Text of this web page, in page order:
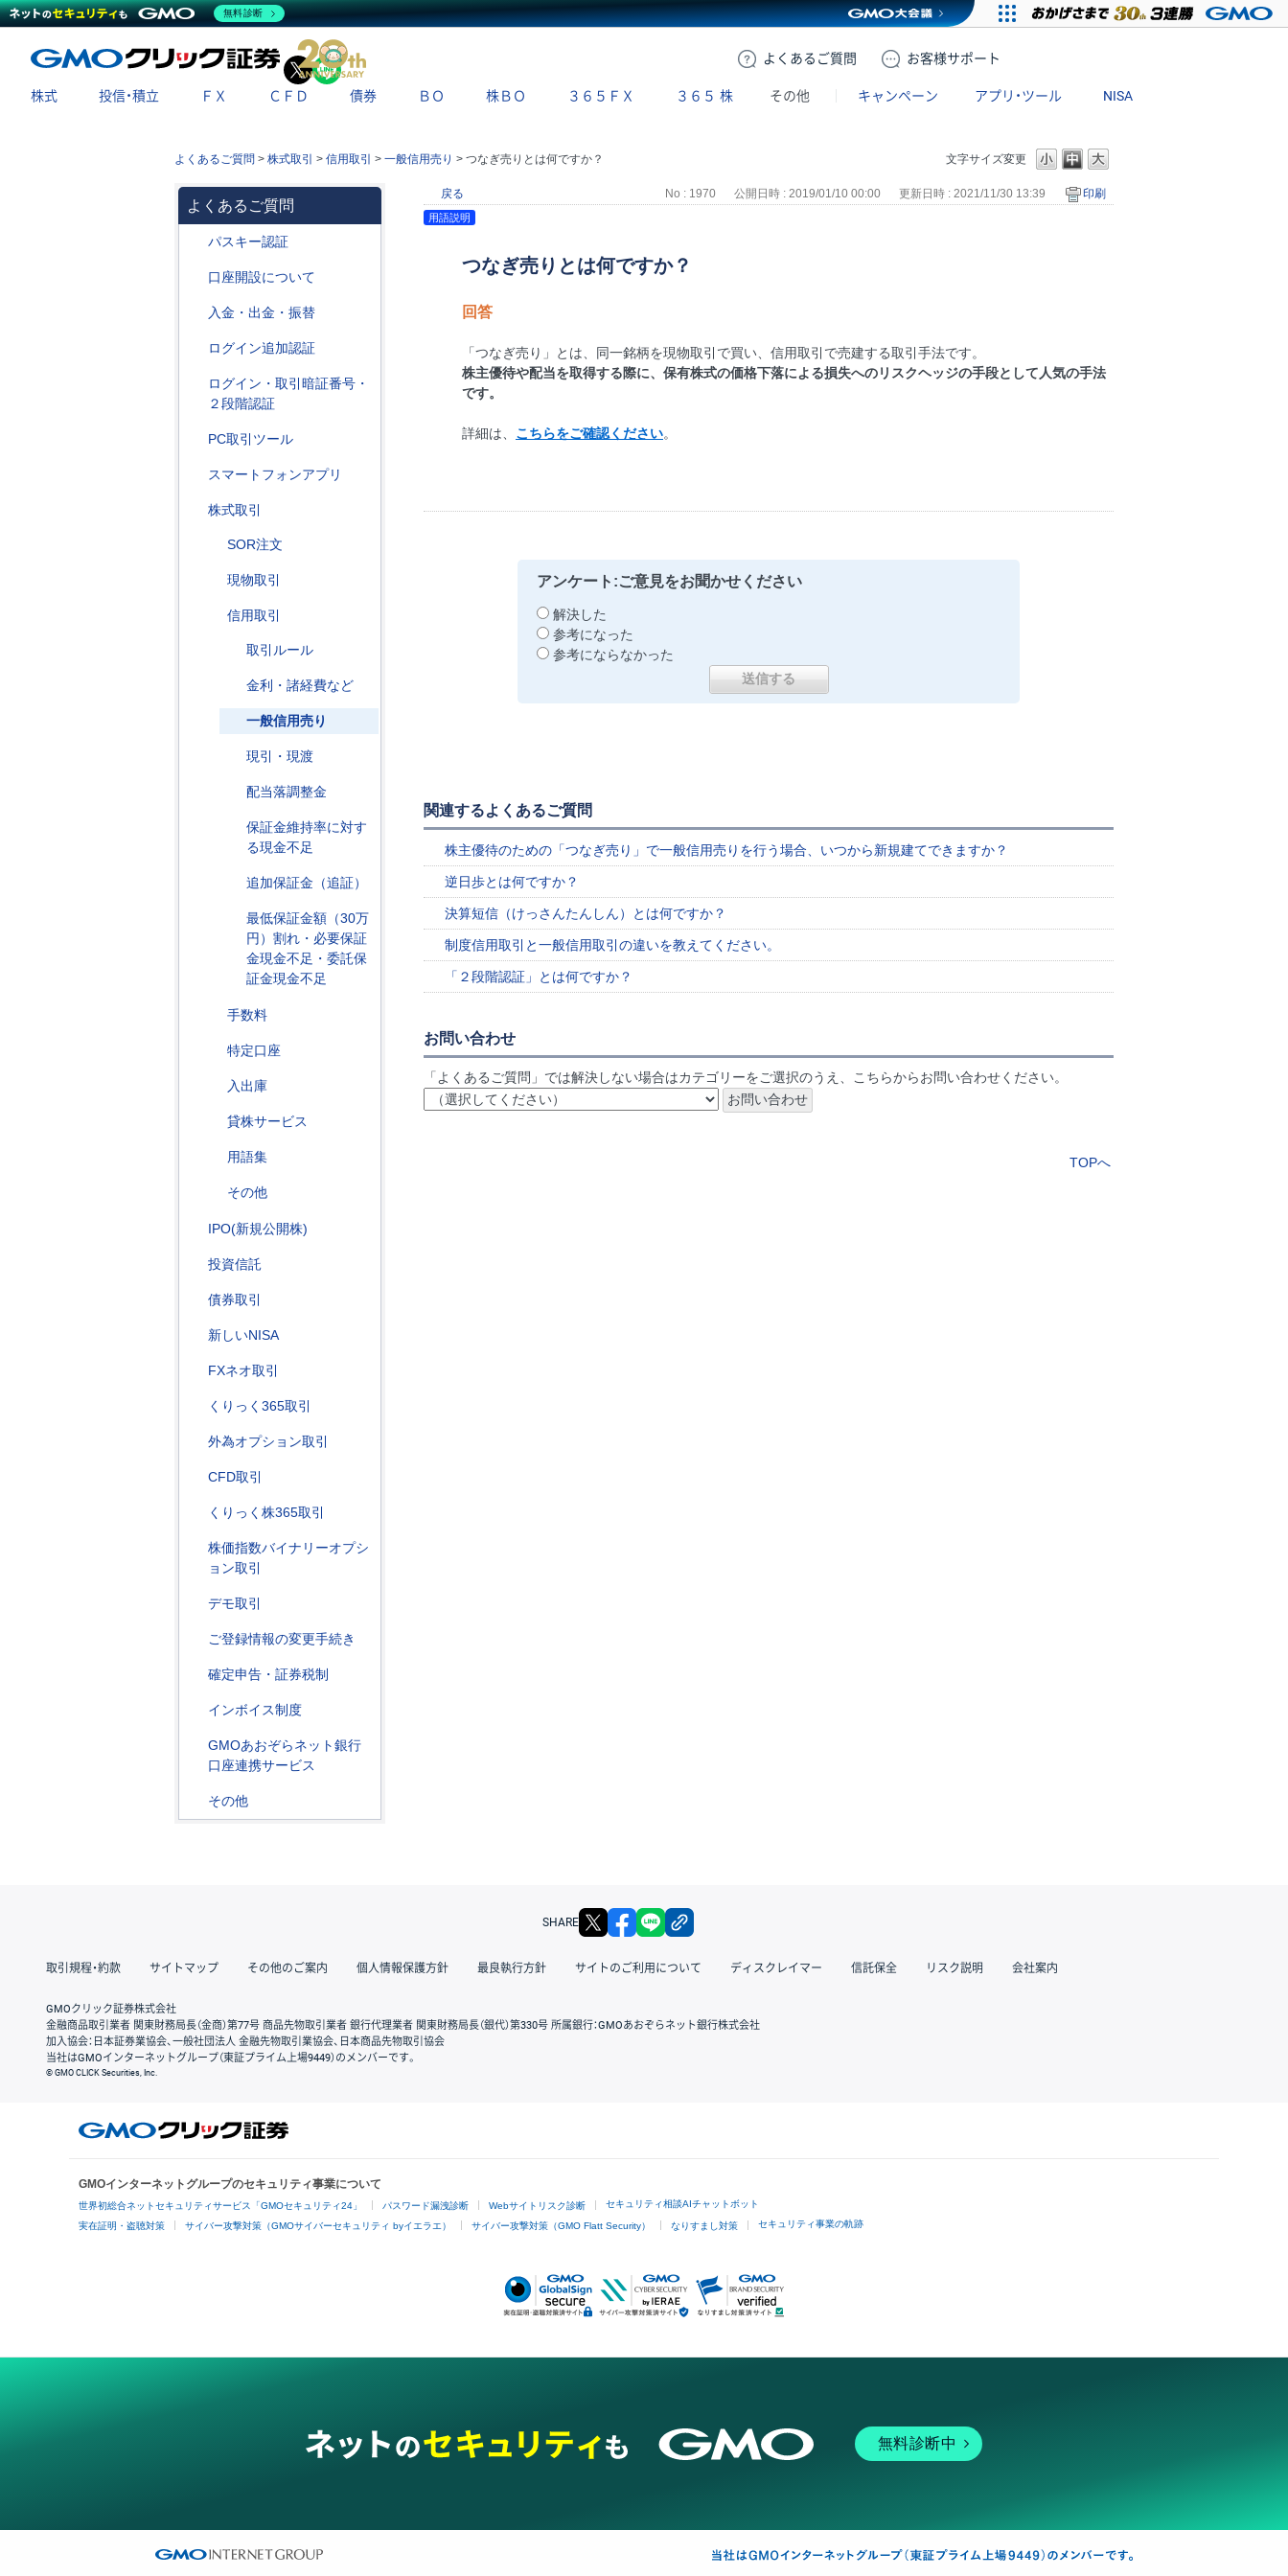
よくある ご質問 お客様サポート
X
株式 投信・積立 ＦＸ ＣＦＤ 債券 ＢＯ 株ＢＯ ３６５ＦＸ ３６５ 株 その他 キャンペーン アプリ・ツール NISA
文字サイズ変更
よくあるご質問 > 株式取引 > 信用取引 > 一般信用売り > つなぎ売りとは何ですか？
よくあるご質問
パスキー認証
口座開設について
入金・出金・振替
ログイン追加認証
ログイン・取引暗証番号・
２段階認証
PC取引ツール
スマートフォンアプリ
株式取引
SOR注文
現物取引
信用取引
取引ルール
金利・諸経費など
一般信用売り
現引・現渡
配当落調整金
保証金維持率に対す
る現金不足
追加保証金（追証）
最低保証金額（30万
円）割れ・必要保証
金現金不足・委託保
証金現金不足
手数料
特定口座
入出庫
貸株サービス
用語集
その他
IPO(新規公開株)
投資信託
債券取引
新しいNISA
FXネオ取引
くりっく365取引
外為オプション取引
CFD取引
くりっく株365取引
株価指数バイナリーオプシ
ョン取引
デモ取引
ご登録情報の変更手続き
確定申告・証券税制
インボイス制度
GMOあおぞらネット銀行
口座連携サービス
その他
戻る No : 1970 公開日時 : 2019/01/10 00:00 更新日時 : 2021/11/30 13:39 印刷
用語説明
つなぎ売りとは何ですか？
回答
「つなぎ売り」とは、同一銘柄を現物取引で買い、信用取引で売建する取引手法です。
株主優待や配当を取得する際に、保有株式の価格下落による損失へのリスクヘッジの手段として人気の手法
です。
詳細は、 こちらをご確認ください。
アンケート:ご意見をお聞かせください
解決した
参考になった
参考にならなかった
関連するよくあるご質問
株主優待のための「つなぎ売り」で一般信用売りを行う場合、いつから新規建てできますか？
逆日歩とは何ですか？
決算短信（けっさんたんしん）とは何ですか？
制度信用取引と一般信用取引の違いを教えてください。
「２段階認証」とは何ですか？
お問い合わせ
「よくあるご質問」では解決しない場合はカテゴリーをご選択のうえ、こちらからお問い合わせください。
TOPへ
SHARE X facebook
取引規程・約款 サイトマップ その他のご案内 個人情報保護方針 最良執行方針 サイトのご利用について ディスクレイマー 信託保全 リスク説明 会社案内
GMOクリック証券株式会社
金融商品取引業者 関東財務局長（金商）第77号 商品先物取引業者 銀行代理業者 関東財務局長（銀代）第330号 所属銀行：GMOあおぞらネット銀行株式会社
加入協会：日本証券業協会、一般社団法人 金融先物取引業協会、日本商品先物取引協会
当社はGMOインターネットグループ（東証プライム上場9449）のメンバーです。
© GMO CLICK Securities, Inc.
GMOインターネットグループのセキュリティ事業について
世界初総合ネットセキュリティサービス「GMOセキュリティ24」 パスワード漏洩診断 Webサイトリスク診断 セキュリティ相談AIチャットボット
実在証明・盗聴対策 サイバー攻撃対策（GMOサイバーセキュリティ byイエラエ） サイバー攻撃対策（GMO Flatt Security） なりすまし対策 セキュリティ事業の軌跡
無料診断中
無料診断